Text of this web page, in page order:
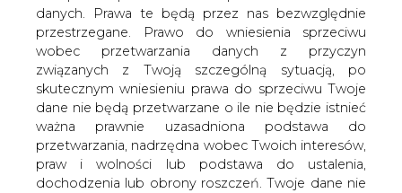
danych. Prawa te będą przez nas bezwzględnie
przestrzegane. Prawo do wniesienia sprzeciwu
wobec przetwarzania danych z przyczyn
związanych z Twoją szczególną sytuacją, po
skutecznym wniesieniu prawa do sprzeciwu Twoje
dane nie będą przetwarzane o ile nie będzie istnieć
ważna prawnie uzasadniona podstawa do
przetwarzania, nadrzędna wobec Twoich interesów,
praw i wolności lub podstawa do ustalenia,
dochodzenia lub obrony roszczeń. Twoje dane nie
odnośnie wzrost wydobycia węgla w
Bogdance są niemożliwe do
zrealizowania, oceniają w "Parkiecie"
analitycy.
W ubiegły czwartek wiceminister energii Grzegorz
Tobiszowski poinformował, że w ciągu dwóch lat
Bogdanka może zwiększyć wydobycie węgla o 1-2 mln
ton rocznie. Wypowiedź wiceministra skomentowali w
gazecie giełdy analitycy.